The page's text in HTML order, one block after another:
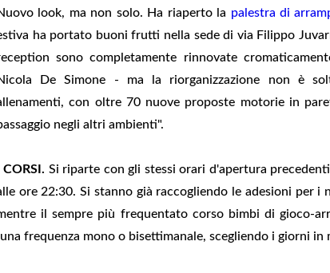
look, ma non solo. Ha riaperto la palestra di
ha portato buoni frutti nella sede di via Filippo
sono completamente rinnovate
De Simone - ma la riorganizzazione non è
con oltre 70 nuove proposte motorie in
negli altri ambienti".
I CORSI. Si riparte con gli stessi orari d'apertura
ore 22:30. Si stanno già raccogliendo le adesioni per
il sempre più frequentato corso bimbi di gioco-
frequenza mono o bisettimanale, scegliendo i giorni